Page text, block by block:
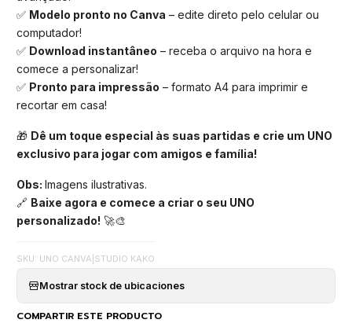
✅ Modelo pronto no Canva – edite direto pelo celular ou
computador!
✅ Download instantâneo – receba o arquivo na hora e
comece a personalizar!
✅ Pronto para impressão – formato A4 para imprimir e
recortar em casa!
🎁 Dê um toque especial às suas partidas e crie um UNO
exclusivo para jogar com amigos e família!
Obs: Imagens ilustrativas.
🔗 Baixe agora e comece a criar o seu UNO
personalizado! 🚀🎨
SKU: UNO CANVA STUDIO KAKO
Mostrar stock de ubicaciones
COMPARTIR ESTE PRODUCTO